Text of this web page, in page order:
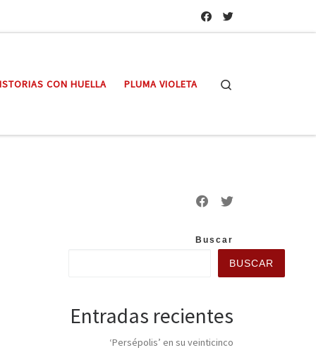
CON HUELLA PLUMA VIOLETA
Buscar
BUSCAR
Entradas recientes
‘Persépolis’ en su veinticinco